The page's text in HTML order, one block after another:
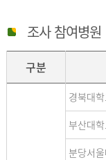
조사 참여병원
구분
경북대
부산대
분당서